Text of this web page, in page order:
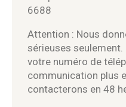
6688
Attention : Nous
sérieuses
votre numéro de
communication plus
contacterons en 48